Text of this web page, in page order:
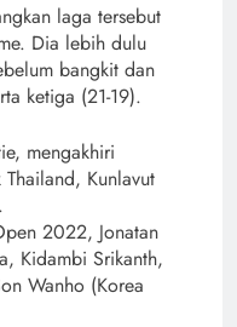
laga tersebut
Dia lebih dulu
bangkit dan
ketiga (21-19).
mengakhiri
Kunlavut
2022, Jonatan
Kidambi Srikanth,
Wanho (Korea